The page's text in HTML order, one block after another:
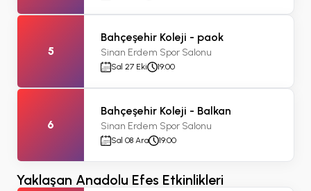
5
Bahçeşehir Koleji - paok
Sinan Erdem Spor Salonu
Sal 27 Eki 19:00
6
Bahçeşehir Koleji - Balkan
Sinan Erdem Spor Salonu
Sal 08 Ara 19:00
Yaklaşan Anadolu Efes Etkinlikleri